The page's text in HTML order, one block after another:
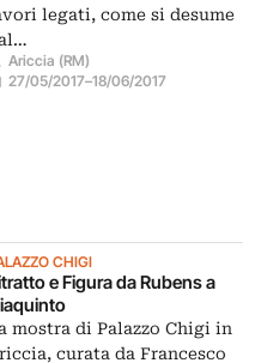
legati, come si desume
Ariccia (RM)
27/05/2017–18/06/2017
CHIGI
e Figura da Rubens a
mostra di Palazzo Chigi in
curata da Francesco